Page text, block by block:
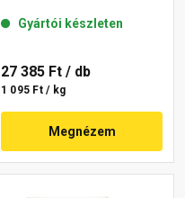
Gyártói készleten
27 385 Ft / db
1 095 Ft / kg
Megnézem